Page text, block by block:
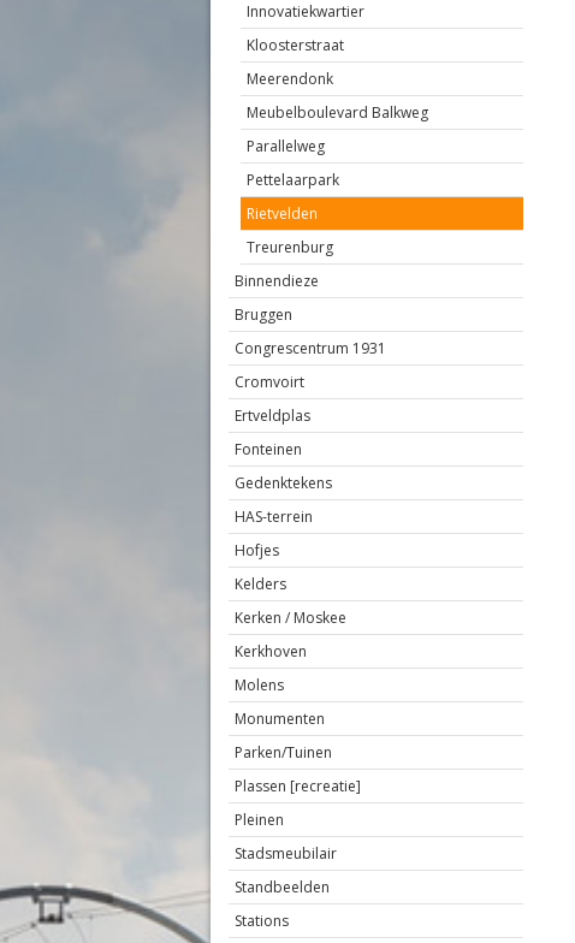
Innovatiekwartier
Kloosterstraat
Meerendonk
Meubelboulevard Balkweg
Parallelweg
Pettelaarpark
Rietvelden
Treurenburg
Binnendieze
Bruggen
Congrescentrum 1931
Cromvoirt
Ertveldplas
Fonteinen
Gedenktekens
HAS-terrein
Hofjes
Kelders
Kerken / Moskee
Kerkhoven
Molens
Monumenten
Parken/Tuinen
Plassen [recreatie]
Pleinen
Stadsmeubilair
Standbeelden
Stations